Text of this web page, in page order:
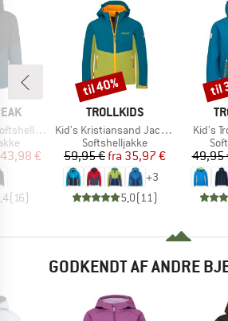
Jacket
pris
43,98 €
(16)
MÆRKE
TROLLKIDS
Artikel
Kid's Kristiansand Jacket
Produktgruppe
Softshelljakke
Pris
59,95 € Nedsat pris
fra 35,97 €
+3
5,0(11 )
Rabat
til 40%
Artikel
Kid's
49,95
til
GODKENDT AF ANDRE